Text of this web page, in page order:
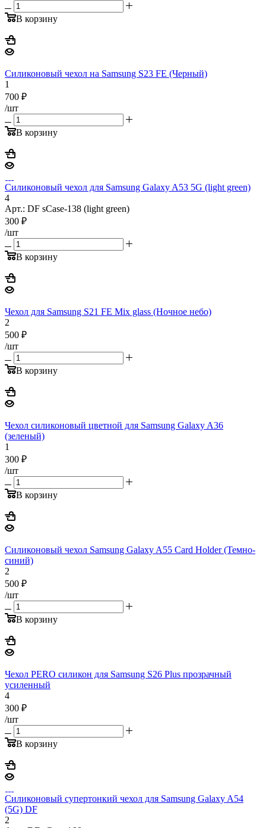
В корзину
Силиконовый чехол на Samsung S23 FE (Черный)
1
700 ₽
/шт
В корзину
Силиконовый чехол для Samsung Galaxy A53 5G (light green)
4
Арт.: DF sCase-138 (light green)
300 ₽
/шт
В корзину
Чехол для Samsung S21 FE Mix glass (Ночное небо)
2
500 ₽
/шт
В корзину
Чехол силиконовый цветной для Samsung Galaxy A36
(зеленый)
1
300 ₽
/шт
В корзину
Силиконовый чехол Samsung Galaxy A55 Card Holder (Темно-
синий)
2
500 ₽
/шт
В корзину
Чехол PERO силикон для Samsung S26 Plus прозрачный
усиленный
4
300 ₽
/шт
В корзину
Силиконовый супертонкий чехол для Samsung Galaxy A54
(5G) DF
2